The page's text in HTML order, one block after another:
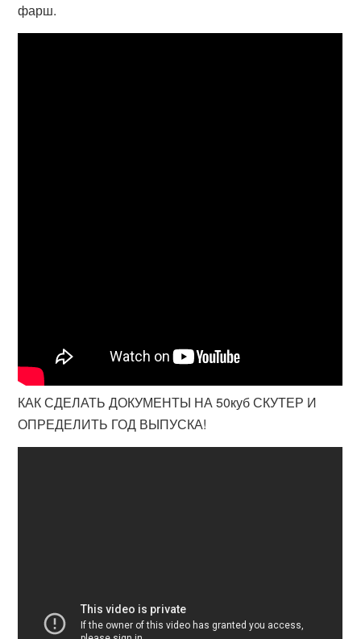
фарш.
КАК СДЕЛАТЬ ДОКУМЕНТЫ НА 50куб СКУТЕР И
ОПРЕДЕЛИТЬ ГОД ВЫПУСКА!